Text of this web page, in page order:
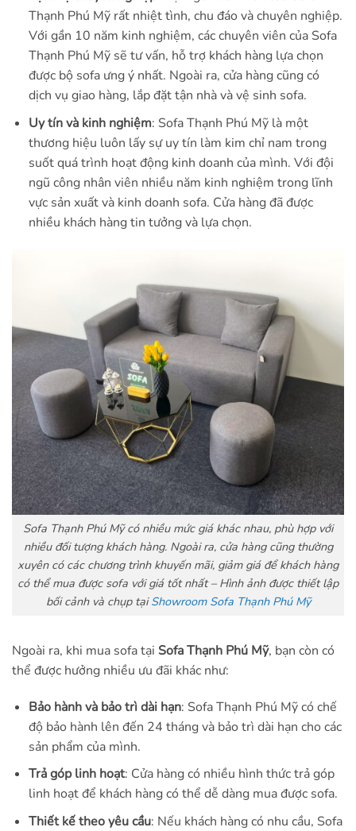
Thạnh Phú Mỹ rất nhiệt tình, chu đáo và chuyên nghiệp.
Với gần 10 năm kinh nghiệm, các chuyên viên của Sofa
Thạnh Phú Mỹ sẽ tư vấn, hỗ trợ khách hàng lựa chọn
được bộ sofa ưng ý nhất. Ngoài ra, cửa hàng cũng có
dịch vụ giao hàng, lắp đặt tận nhà và vệ sinh sofa.
Uy tín và kinh nghiệm: Sofa Thạnh Phú Mỹ là một
thương hiệu luôn lấy sự uy tín làm kim chỉ nam trong
suốt quá trình hoạt động kinh doanh của mình. Với đội
ngũ công nhân viên nhiều năm kinh nghiệm trong lĩnh
vực sản xuất và kinh doanh sofa. Cửa hàng đã được
nhiều khách hàng tin tưởng và lựa chọn.
Sofa Thạnh Phú Mỹ có nhiều mức giá khác nhau, phù hợp với
nhiều đối tượng khách hàng. Ngoài ra, cửa hàng cũng thường
xuyên có các chương trình khuyến mãi, giảm giá để khách hàng
có thể mua được sofa với giá tốt nhất – Hình ảnh được thiết lập
bối cảnh và chụp tạiShowroom Sofa Thạnh Phú Mỹ
Ngoài ra, khi mua sofa tại Sofa Thạnh Phú Mỹ, bạn còn có
thể được hưởng nhiều ưu đãi khác như:
Bảo hành và bảo trì dài hạn: Sofa Thạnh Phú Mỹ có chế
độ bảo hành lên đến 24 tháng và bảo trì dài hạn cho các
sản phẩm của mình.
Trả góp linh hoạt: Cửa hàng có nhiều hình thức trả góp
linh hoạt để khách hàng có thể dễ dàng mua được sofa.
Thiết kế theo yêu cầu: Nếu khách hàng có nhu cầu, Sofa